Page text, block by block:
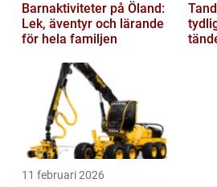
Barnaktiviteter på Öland:
Lek, äventyr och lärande
för hela familjen
11 februari 2026